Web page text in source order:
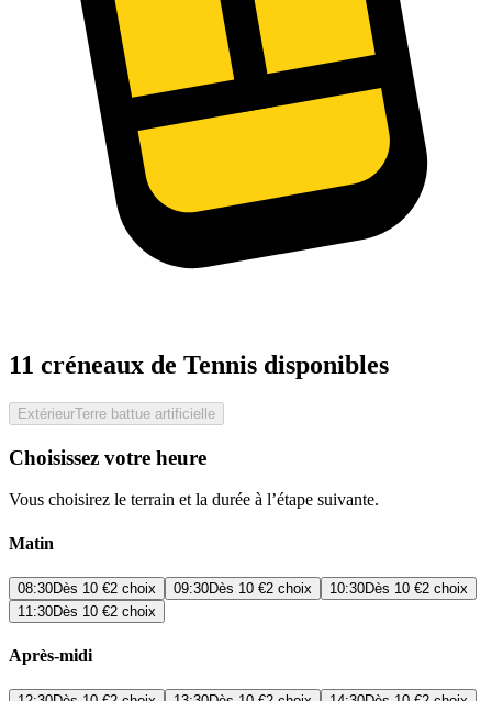
11 créneaux de Tennis disponibles
ExtérieurTerre battue artificielle
Choisissez votre heure
Vous choisirez le terrain et la durée à l’étape suivante.
Matin
08:30Dès 10 €2 choix 09:30Dès 10 €2 choix 10:30Dès 10 €2 choix
11:30Dès 10 €2 choix
Après-midi